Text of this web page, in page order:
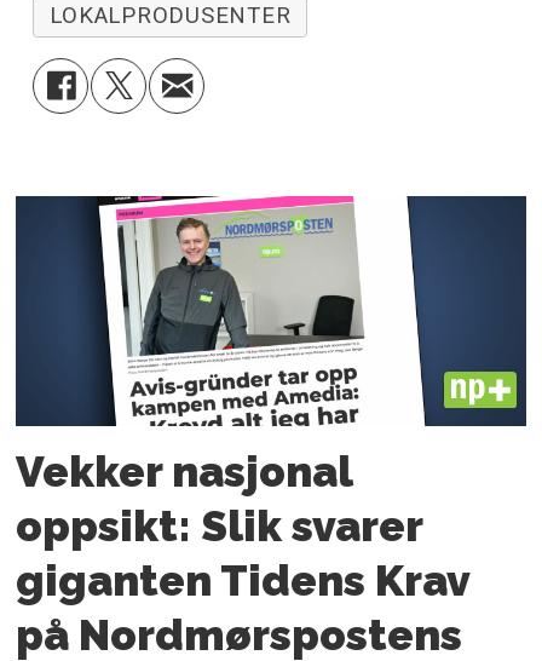
LOKALPRODUSENTER
PLUS
Vekker nasjonal
oppsikt: Slik svarer
giganten Tidens Krav
på Nordmørspostens